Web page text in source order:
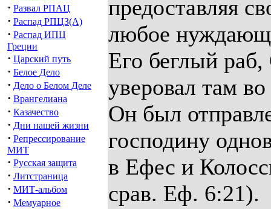
· Развал РПАЦ
· Распад РПЦЗ(А)
· Распад ИПЦ
Греции
· Царский путь
· Белое Дело
· Дело о Белом Деле
· Врангелиана
· Казачество
· Дни нашей жизни
· Репрессирование
МИТ
· Русская защита
· Литстраница
· МИТ-альбом
· Мемуарное
предоставляя
любое
Его беглый
уверовал там
Он был
господину
в Ефес и
срав. Еф. 6:21).